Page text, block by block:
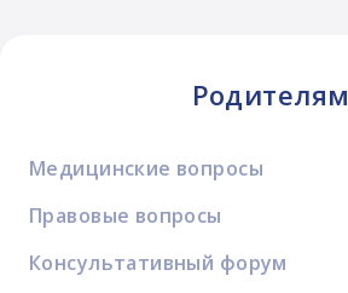
Родителям
Медицинские вопросы
Правовые вопросы
Консультативный форум